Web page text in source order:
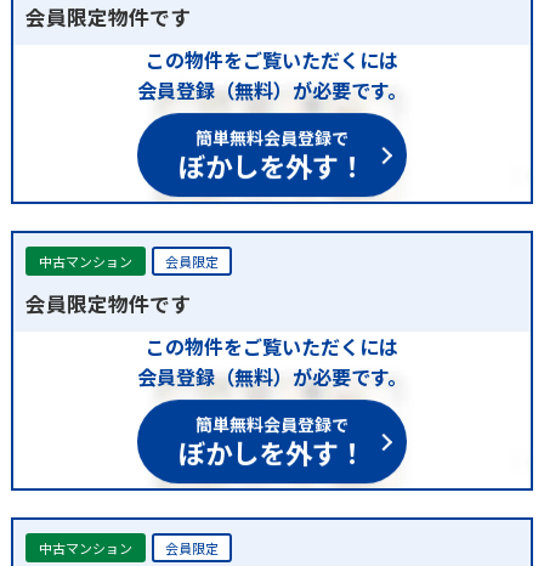
会員限定物件です
この物件をご覧いただくには
会員登録（無料）が必要です。
簡単無料会員登録で
ぼかしを外す！
中古マンション 会員限定
会員限定物件です
この物件をご覧いただくには
会員登録（無料）が必要です。
簡単無料会員登録で
ぼかしを外す！
中古マンション 会員限定